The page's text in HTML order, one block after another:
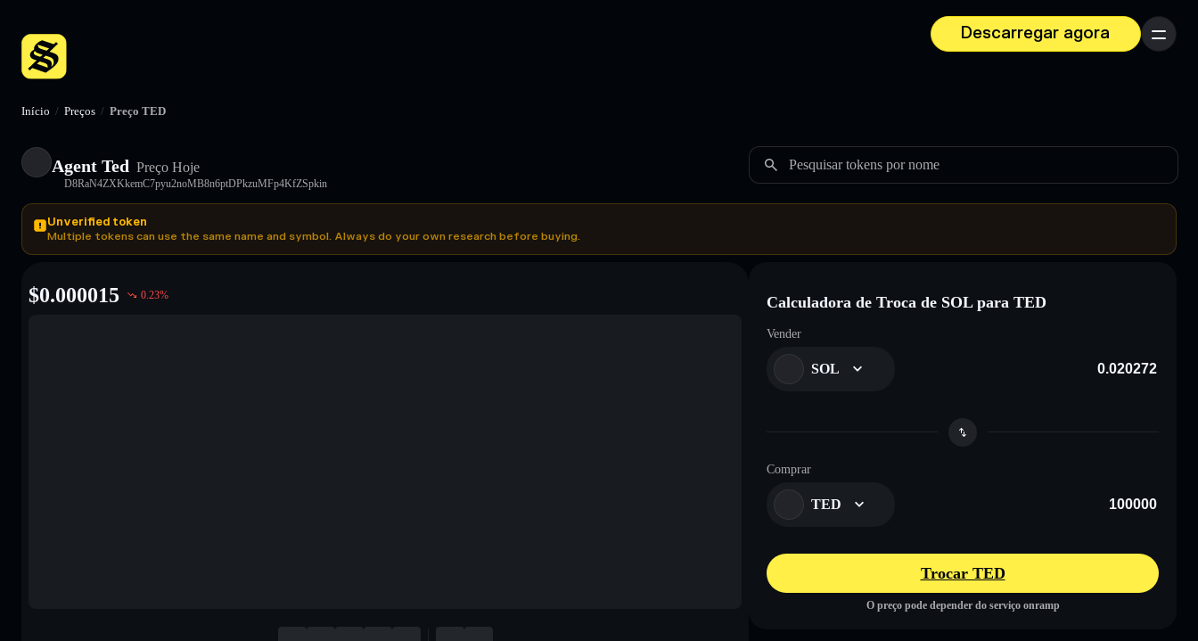
Descarregar agora
Menu
Início / Preços / Preço TED
Agent Ted Preço Hoje
D8RaN4ZXKkemC7pyu2noMB8n6ptDPkzuMFp4KfZSpkin
Pesquisar tokens por nome
Unverified token
Multiple tokens can use the same name and symbol. Always do your own research before buying.
$0.000015 0.23% Calculadora de Troca de SOL para TED
Vender
SOL
Comprar
TED
Trocar TED
O preço pode depender do serviço onramp